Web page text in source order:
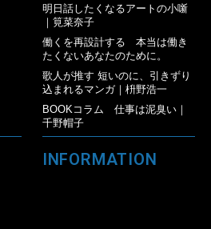
明日話したくなるアートの小噺
｜筧菜奈子
働くを再設計する 本当は働き
たくないあなたのために。
歌人が推す 短いのに、引きずり
込まれるマンガ｜枡野浩一
BOOKコラム 仕事は泥臭い｜
千野帽子
INFORMATION